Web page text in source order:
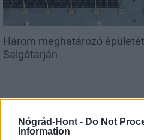
Nógrád-Hont - Do Not
Information
Három meghatározó
Salgótarján
Helyi hírek